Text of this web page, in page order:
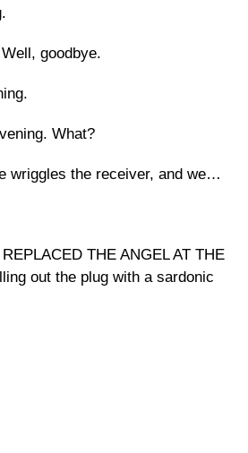
goodbye.
What?
wriggles the receiver, and we…
THE ANGEL AT THE
out the plug with a sardonic